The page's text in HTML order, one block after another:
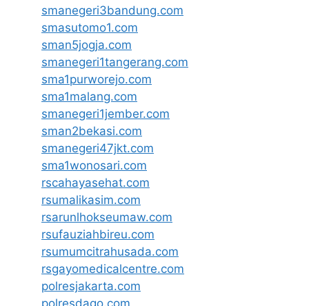
smanegeri3bandung.com
smasutomo1.com
sman5jogja.com
smanegeri1tangerang.com
sma1purworejo.com
sma1malang.com
smanegeri1jember.com
sman2bekasi.com
smanegeri47jkt.com
sma1wonosari.com
rscahayasehat.com
rsumalikasim.com
rsarunlhokseumaw.com
rsufauziahbireu.com
rsumumcitrahusada.com
rsgayomedicalcentre.com
polresjakarta.com
polresdago.com